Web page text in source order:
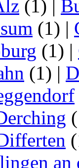
(1) |
(1) |
(1) |
(1) |
an